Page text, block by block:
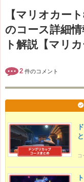
【マリオカー
のコース詳細
ト解説【マリカ
2 件のコメント
コ